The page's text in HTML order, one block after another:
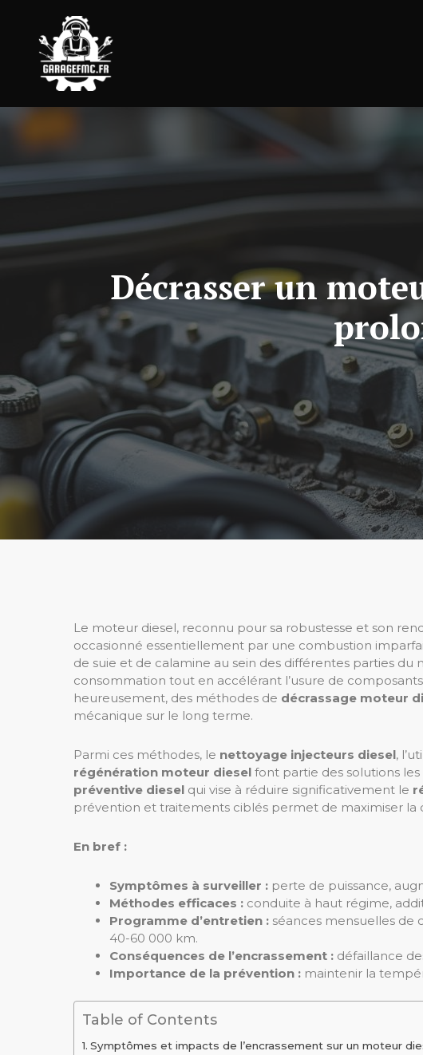
contenu
Décrasser un
Le moteur diesel, reconnu pour sa robustesse et son
occasionné essentiellement par une combustion
de suie et de calamine au sein des différentes parties
consommation tout en accélérant l’usure de
heureusement, des méthodes de décrassage moteur
mécanique sur le long terme.
Parmi ces méthodes, le nettoyage injecteurs diesel,
régénération moteur diesel font partie des solutions
préventive diesel qui vise à réduire significativement le
prévention et traitements ciblés permet de maximiser la
En bref :
Symptômes à surveiller : perte de puissance,
Méthodes efficaces : conduite à haut régime,
Programme d’entretien : séances mensuelles de
40-60 000 km.
Conséquences de l’encrassement : défaillance
Importance de la prévention : maintenir la
Table of Contents
Symptômes et impacts de l’encrassement sur un moteur